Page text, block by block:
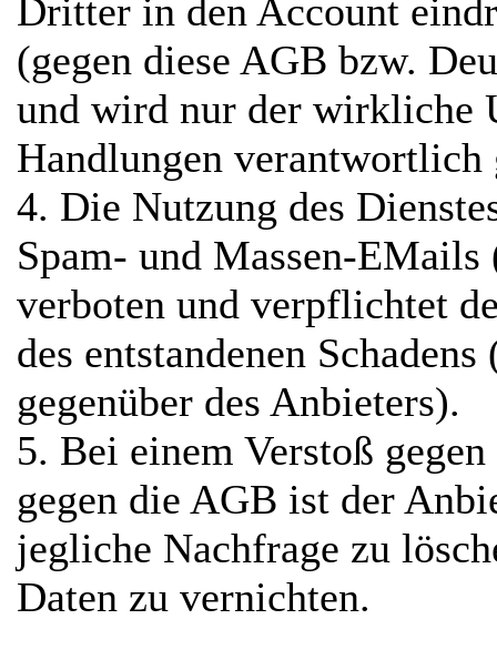
Dritter in den Account
(gegen diese AGB bzw.
und wird nur der wirkliche
Handlungen verantwortlich
4. Die Nutzung des
Spam- und Massen-
verboten und verpflichtet
des entstandenen
gegenüber des Anbieters).
5. Bei einem Verstoß
gegen die AGB ist der
jegliche Nachfrage zu
Daten zu vernichten.